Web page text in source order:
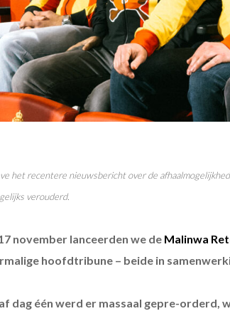
het recentere nieuwsbericht over de
verouderd.
november lanceerden we de Malinwa
hoofdtribune – beide in
dag één werd er massaal gepre-orderd,